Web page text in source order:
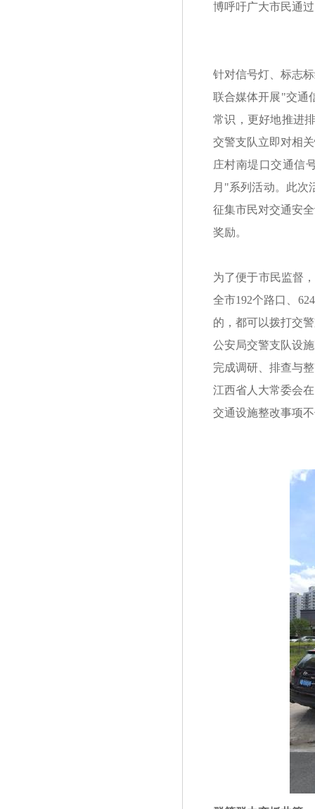
博呼吁广大市民通
针对信号灯、标志
联合媒体开展"交通
常识，更好地推进
交警支队立即对相
庄村南堤口交通信
月"系列活动。此次
征集市民对交通安
奖励。
为了便于市民监督
全市192个路口、
的，都可以拨打交
公安局交警支队设
完成调研、排查与
江西省人大常委会
交通设施整改事项